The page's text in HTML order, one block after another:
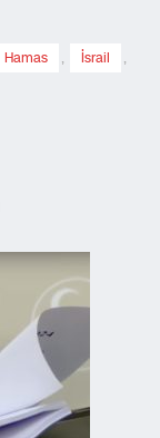
Hamas , İsrail ,